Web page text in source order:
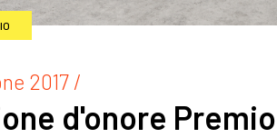
2017 /
d'onore